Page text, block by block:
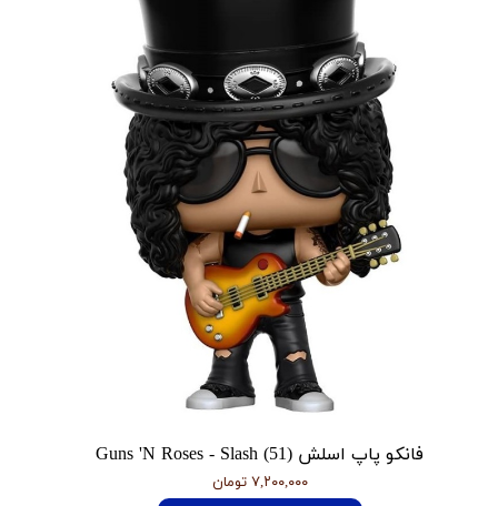
فانکو پاپ اسلش Guns 'N Roses - Slash (51)
۷,۲۰۰,۰۰۰ تومان